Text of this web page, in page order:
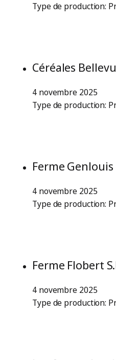
Type de production:
Céréales
4 novembre 2025
Type de production:
Ferme Genlouis
4 novembre 2025
Type de production:
Ferme Flobert
4 novembre 2025
Type de production: